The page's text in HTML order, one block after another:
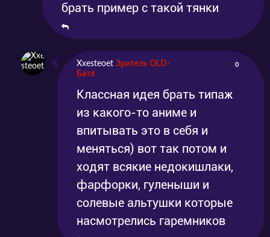
брать пример с такой тянки
Xxesteoet Зритель OLD-
Батя
0
Классная идея брать типаж
из какого-то аниме и
впитывать это в себя и
меняться) вот так потом и
ходят всякие недокишлаки,
фарфорки, гуленыши и
солевые альтушки которые
насмотрелись гаремников